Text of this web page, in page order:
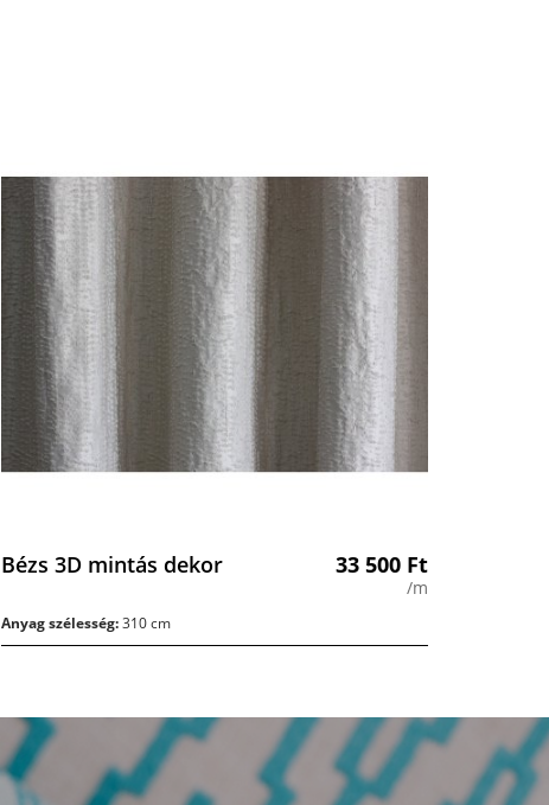
Bézs 3D mintás dekor 33 500 Ft
/m
Anyag szélesség:310 cm